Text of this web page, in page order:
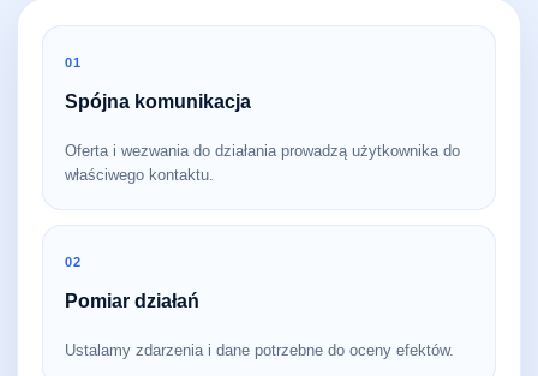
01
Spójna komunikacja
Oferta i wezwania do działania prowadzą użytkownika do
właściwego kontaktu.
02
Pomiar działań
Ustalamy zdarzenia i dane potrzebne do oceny efektów.